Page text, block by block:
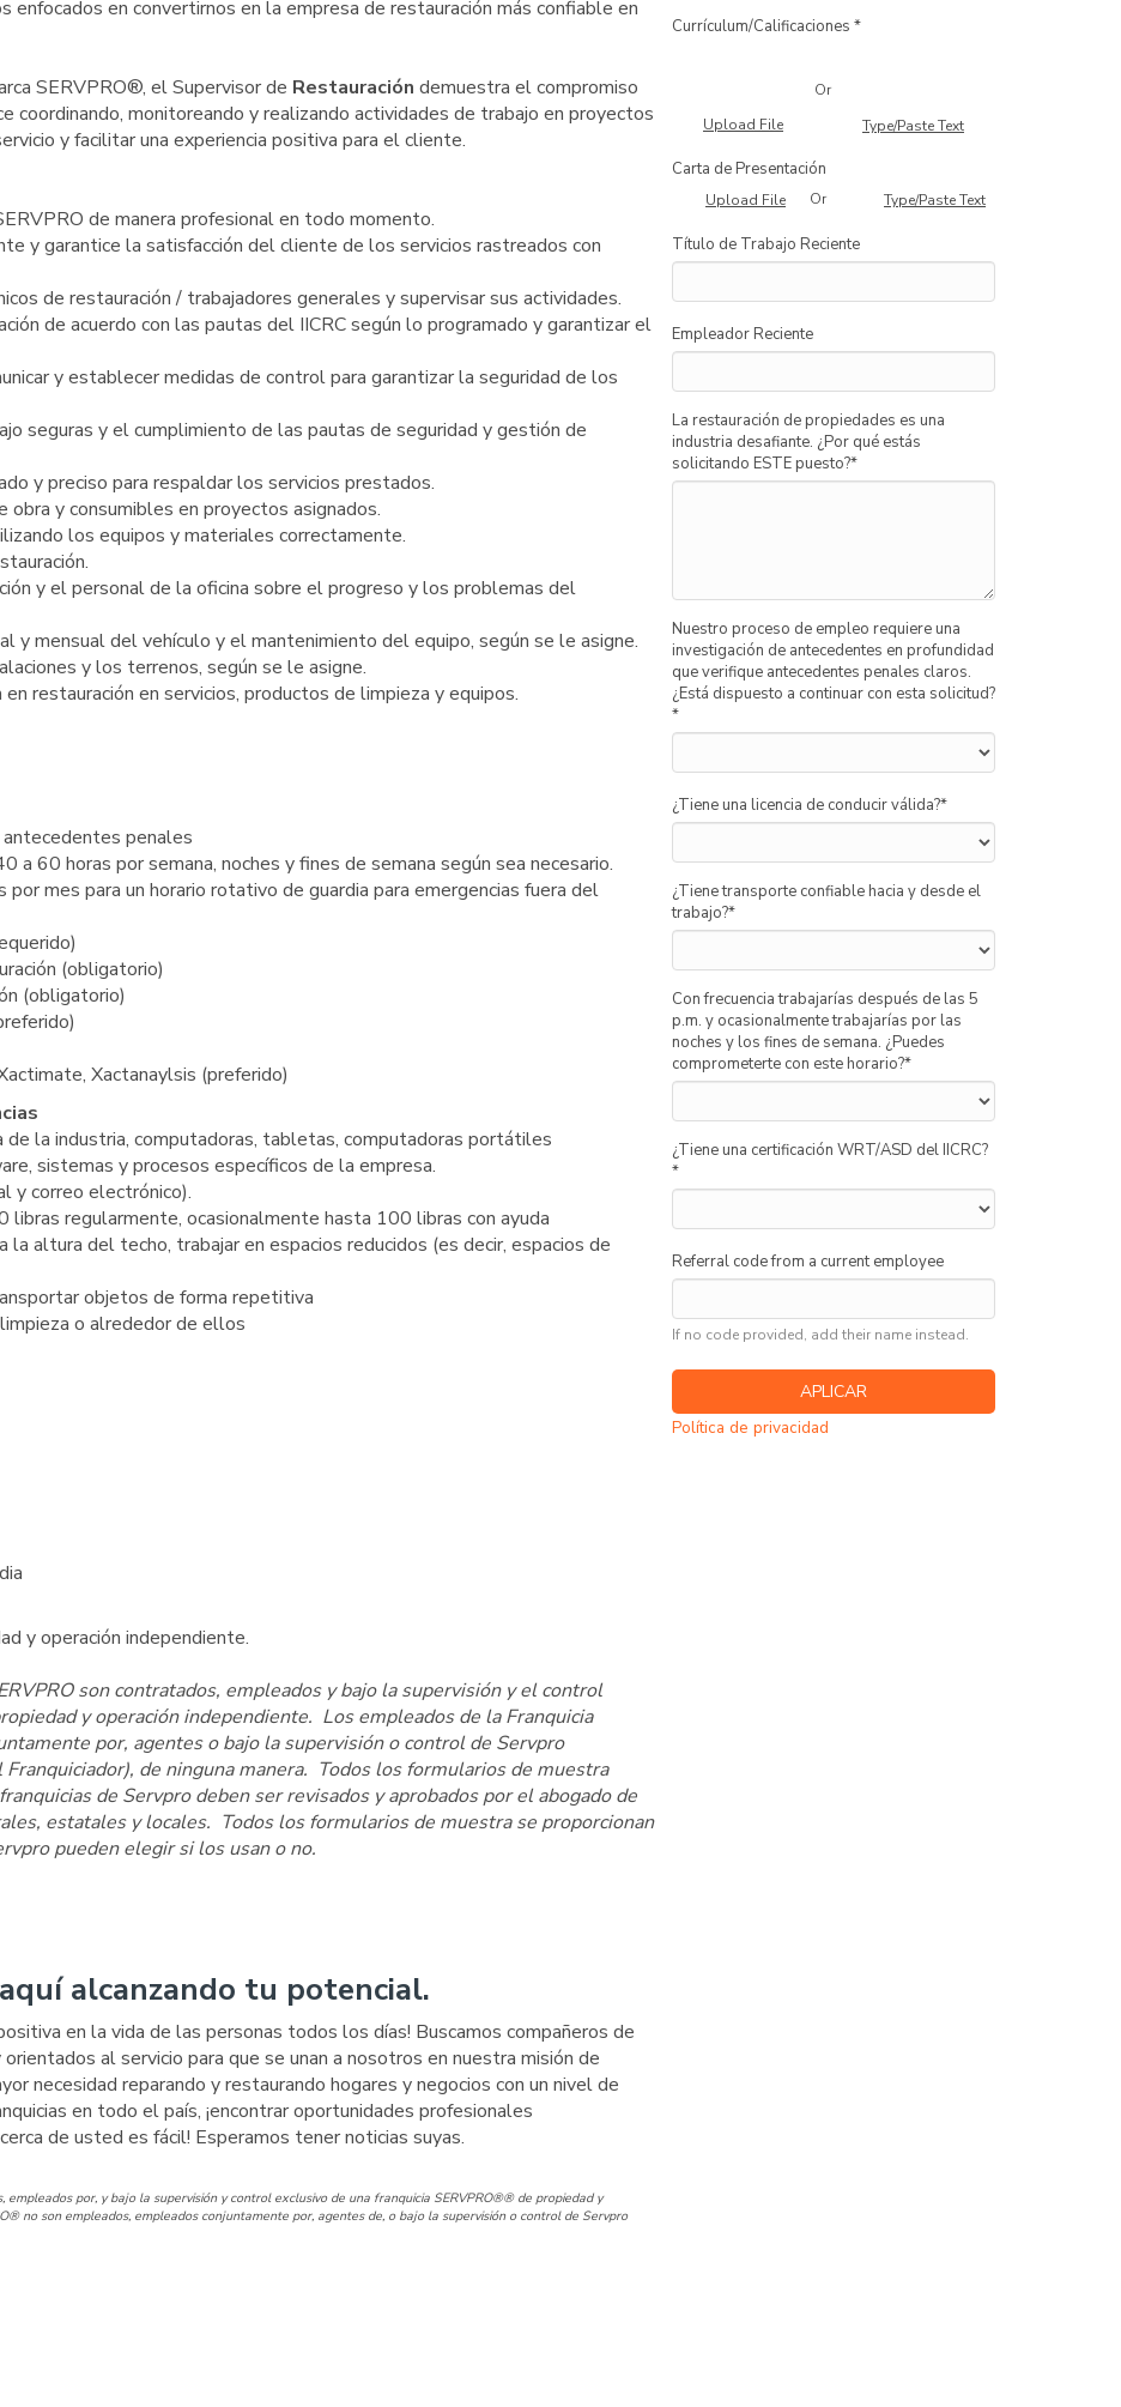
enfocados en convertirnos en la empresa de restauración más confiable en
SERVPRO®, el Supervisor de Restauración demuestra el compromiso
coordinando, monitoreando y realizando actividades de trabajo en proyectos
y facilitar una experiencia positiva para el cliente.
de manera profesional en todo momento.
y garantice la satisfacción del cliente de los servicios rastreados con
de restauración / trabajadores generales y supervisar sus actividades.
de acuerdo con las pautas del IICRC según lo programado y garantizar el
y establecer medidas de control para garantizar la seguridad de los
seguras y el cumplimiento de las pautas de seguridad y gestión de
y preciso para respaldar los servicios prestados.
y consumibles en proyectos asignados.
los equipos y materiales correctamente.
y el personal de la oficina sobre el progreso y los problemas del
y mensual del vehículo y el mantenimiento del equipo, según se le asigne.
y los terrenos, según se le asigne.
restauración en servicios, productos de limpieza y equipos.
antecedentes penales
a 60 horas por semana, noches y fines de semana según sea necesario.
mes para un horario rotativo de guardia para emergencias fuera del
(obligatorio)
(obligatorio)
Xactanaylsis (preferido)
la industria, computadoras, tabletas, computadoras portátiles
sistemas y procesos específicos de la empresa.
y correo electrónico).
libras regularmente, ocasionalmente hasta 100 libras con ayuda
la altura del techo, trabajar en espacios reducidos (es decir, espacios de
objetos de forma repetitiva
o alrededor de ellos
y operación independiente.
son contratados, empleados y bajo la supervisión y el control
y operación independiente. Los empleados de la Franquicia
por, agentes o bajo la supervisión o control de Servpro
de ninguna manera. Todos los formularios de muestra
de Servpro deben ser revisados y aprobados por el abogado de
estatales y locales. Todos los formularios de muestra se proporcionan
pueden elegir si los usan o no.
alcanzando tu potencial.
en la vida de las personas todos los días! Buscamos compañeros de
al servicio para que se unan a nosotros en nuestra misión de
necesidad reparando y restaurando hogares y negocios con un nivel de
en todo el país, ¡encontrar oportunidades profesionales
cerca de usted es fácil! Esperamos tener noticias suyas.
empleados por, y bajo la supervisión y control exclusivo de una franquicia SERVPRO®® de propiedad y
no son empleados, empleados conjuntamente por, agentes de, o bajo la supervisión o control de Servpro
Currículum/Calificaciones *
Upload File
Or
Type/Paste Text
Carta de Presentación
Upload File Or Type/Paste Text
Título de Trabajo Reciente
Empleador Reciente
La restauración de propiedades es una
industria desafiante. ¿Por qué estás
solicitando ESTE puesto?*
Nuestro proceso de empleo requiere una
investigación de antecedentes en profundidad
que verifique antecedentes penales claros.
¿Está dispuesto a continuar con esta solicitud?
*
¿Tiene una licencia de conducir válida?*
¿Tiene transporte confiable hacia y desde el
trabajo?*
Con frecuencia trabajarías después de las 5
p.m. y ocasionalmente trabajarías por las
noches y los fines de semana. ¿Puedes
comprometerte con este horario?*
¿Tiene una certificación WRT/ASD del IICRC?
*
Referral code from a current employee
If no code provided, add their name instead.
Política de privacidad